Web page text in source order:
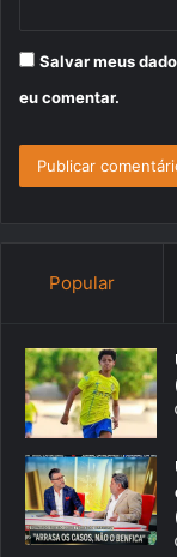
Salvar meus
eu comentar.
Popular